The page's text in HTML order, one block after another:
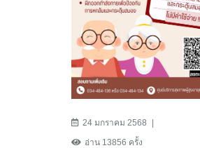
24 มกราคม 2568
อ่าน 13856 ครั้ง